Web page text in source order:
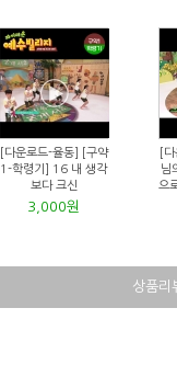
[다운로드-율동] [구약
1-학령기] 16 내 생각
보다 크신
3,000원
[
님
으
상품리